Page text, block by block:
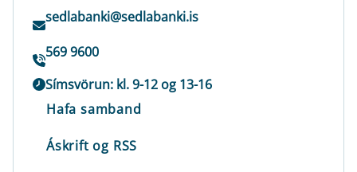
sedlabanki@sedlabanki.is
569 9600
Símsvörun: kl. 9-12 og 13-16
Hafa samband
Áskrift og RSS